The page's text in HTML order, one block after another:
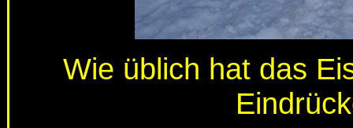
Wie üblich hat das